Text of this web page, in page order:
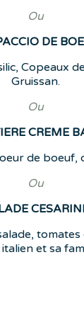
Ou
DE
Copeaux
Gruissan.
Ou
CREME
de boeuf,
Ou
tomates
et sa